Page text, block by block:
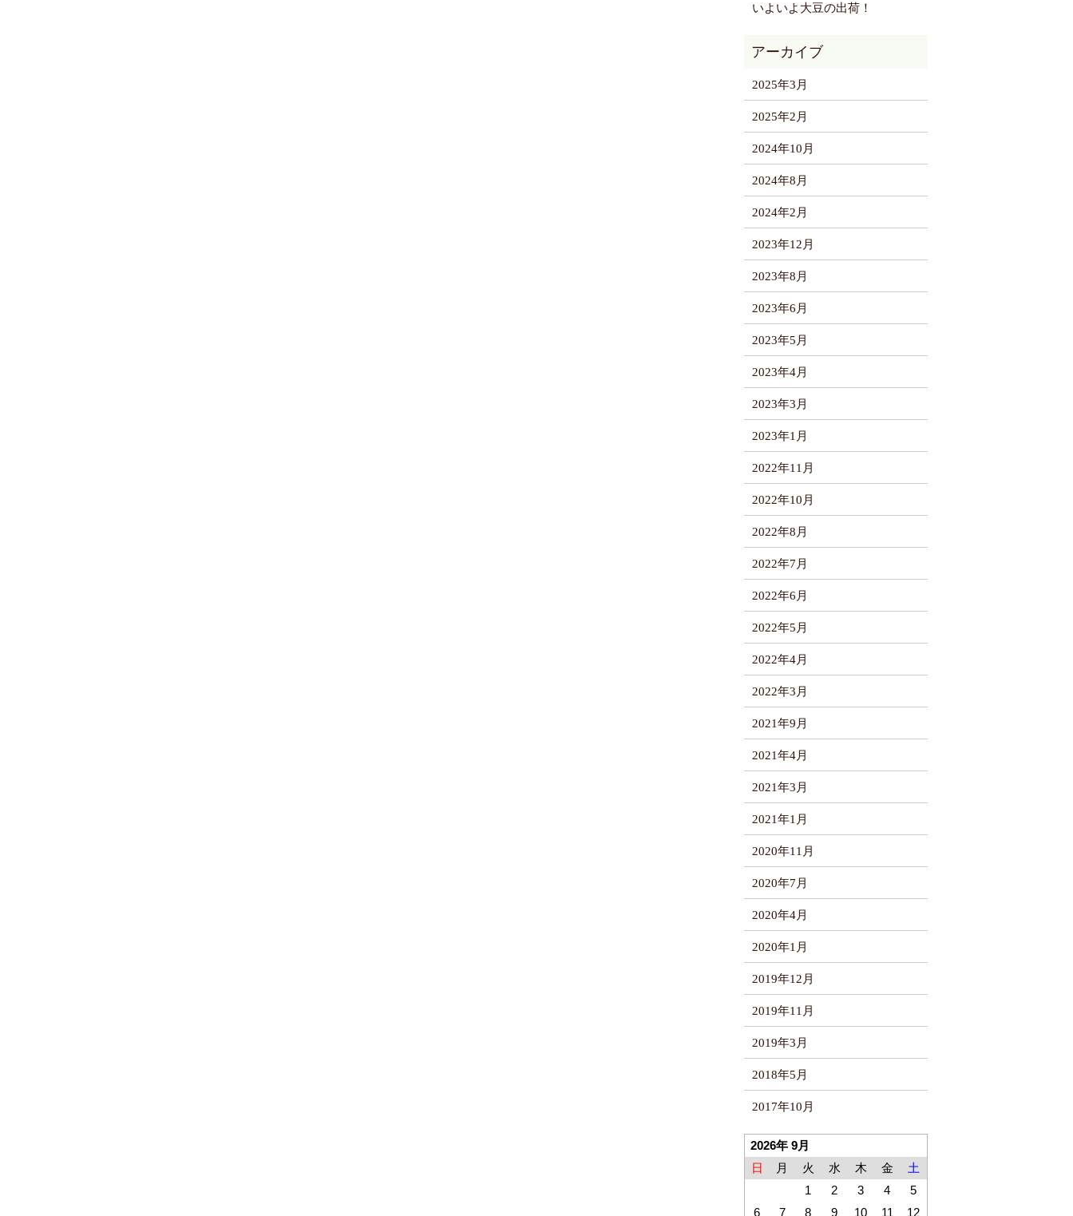
いよいよ大豆の出荷！
2025年3月
2025年2月
2024年10月
2024年8月
2024年2月
2023年12月
2023年8月
2023年6月
2023年5月
2023年4月
2023年3月
2023年1月
2022年11月
2022年10月
2022年8月
2022年7月
2022年6月
2022年5月
2022年4月
2022年3月
2021年9月
2021年4月
2021年3月
2021年1月
2020年11月
2020年7月
2020年4月
2020年1月
2019年12月
2019年11月
2019年3月
2018年5月
2017年10月
2026年 9月
日
月 火 水 木 金
土
1
2 3 4
5
6
7 8 9 10 11 12